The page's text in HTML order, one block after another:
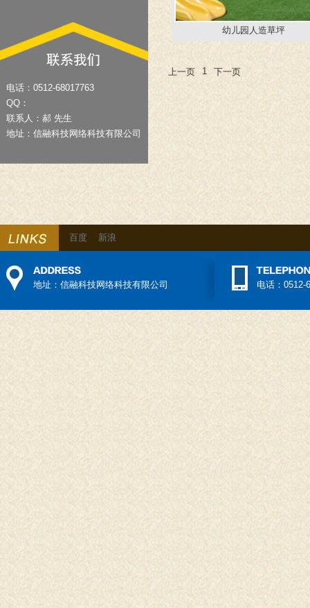
电话：0512-68017763
QQ：
联系人：郝 先生
地址：信融科技网络科技有限公司
幼儿园人造草坪
上一页 1 下一页
百度 新浪
地址：信融科技网络科技有限公司 电话：0512-